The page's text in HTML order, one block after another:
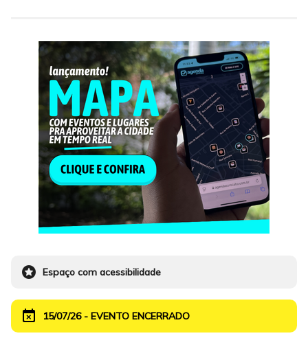
stars Espaço com acessibilidade
event_busy 15/07/26 - EVENTO ENCERRADO